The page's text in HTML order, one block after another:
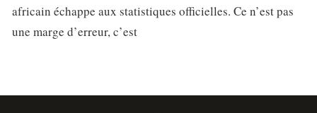
africain échappe aux statistiques officielles. Ce n’est pas
une marge d’erreur, c’est